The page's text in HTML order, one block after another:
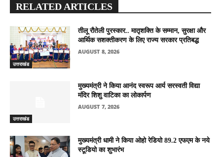
RELATED ARTICLES
उत्तराखंड
तीलू रौतेली पुरस्कार.. मातृशक्ति के सम्मान, सुरक्षा और
आर्थिक सशक्तीकरण के लिए राज्य सरकार प्रतिबद्ध
AUGUST 8, 2026
उत्तराखंड
मुख्यमंत्री ने किया आनंद स्वरूप आर्य सरस्वती विद्या
मंदिर शिशु वाटिका का लोकार्पण
AUGUST 7, 2026
मुख्यमंत्री धामी ने किया ओहो रेडियो 89.2 एफएम के नये
स्टूडियो का शुभारंभ